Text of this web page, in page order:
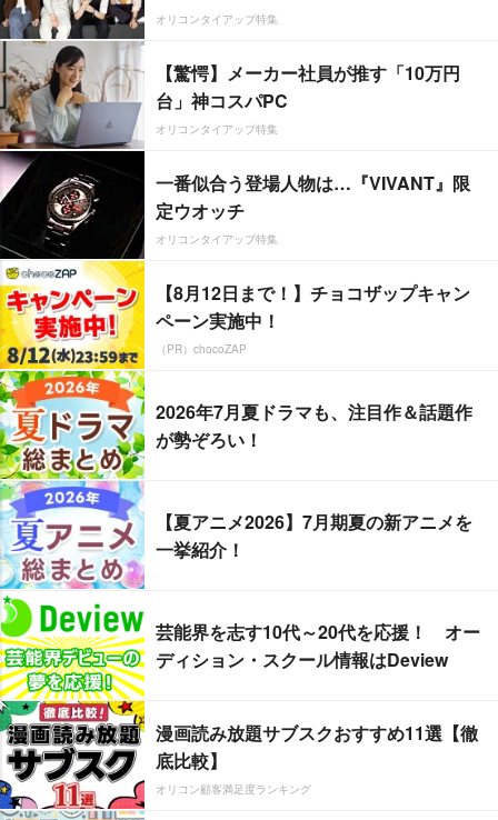
オリコンタイアップ特集
【驚愕】メーカー社員が推す「10万円
台」神コスパPC
オリコンタイアップ特集
一番似合う登場人物は…『VIVANT』限
定ウオッチ
オリコンタイアップ特集
【8月12日まで！】チョコザップキャン
ペーン実施中！
（PR）chocoZAP
2026年7月夏ドラマも、注目作＆話題作
が勢ぞろい！
【夏アニメ2026】7月期夏の新アニメを
一挙紹介！
芸能界を志す10代～20代を応援！ オー
ディション・スクール情報はDeview
漫画読み放題サブスクおすすめ11選【徹
底比較】
オリコン顧客満足度ランキング